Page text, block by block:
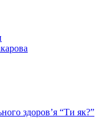
здоров’я “Ти як?”